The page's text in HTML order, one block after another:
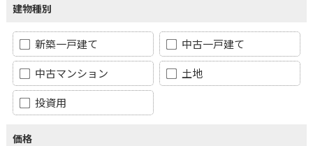
建物種別
新築一戸建て
中古一戸建て
中古マンション
土地
投資用
価格